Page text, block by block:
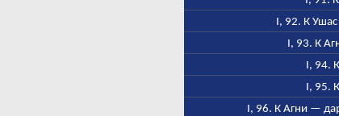
I, 92. К
I, 93. К
I, 94.
I, 95.
I, 96. К Агни —